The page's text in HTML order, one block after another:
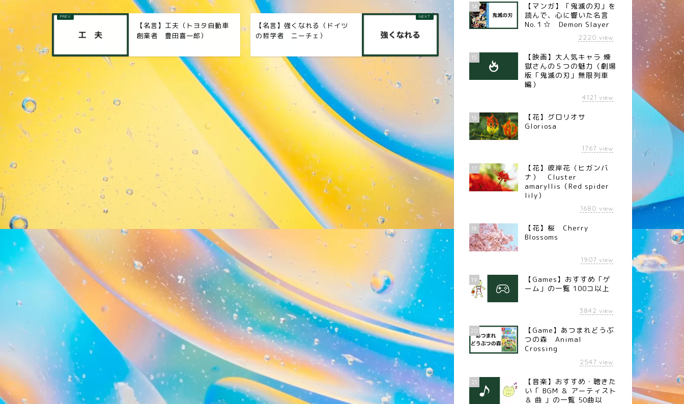
【名言】工夫（トヨタ自動車
創業者 豊田喜一郎）
【名言】強くなれる（ドイツ
の哲学者 ニーチェ）
14
【マンガ】「鬼滅の刃」を
読んで、心に響いた名言
No.１☆ Demon Slayer
2220 view
15
【映画】大人気キャラ 煉󠄁
獄さんの５つの魅力（劇場
版「鬼滅の刃」無限列車
編）
4121 view
16
【花】グロリオサ
Gloriosa
1767 view
17
【花】彼岸花（ヒガンバ
ナ） Cluster
amaryllis（Red spider
lily）
1680 view
18
【花】桜 Cherry
Blossoms
1907 view
19
【Games】おすすめ「ゲ
ーム」の一覧 100コ以上
3842 view
20
【Game】あつまれどうぶ
つの森 Animal
Crossing
2547 view
21
【音楽】おすすめ・聴きた
い「 BGM ＆ アーティスト
＆ 曲 」の一覧 50曲以